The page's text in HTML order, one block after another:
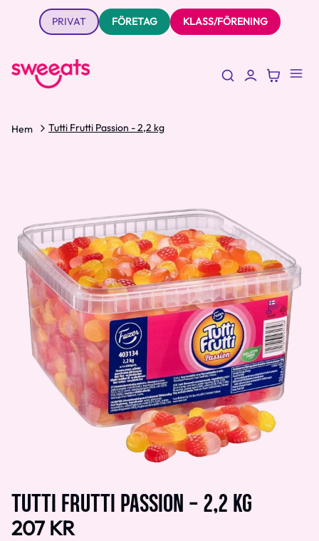
PRIVAT FÖRETAG KLASS/FÖRENING
Hem Tutti Frutti Passion - 2,2 kg
TUTTI FRUTTI PASSION - 2,2 KG
207 KR